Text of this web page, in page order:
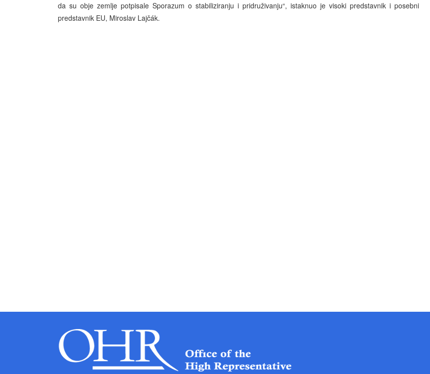
da su obje zemlje potpisale Sporazum o stabiliziranju i pridruživanju“, istaknuo je visoki predstavnik i posebni
predstavnik EU, Miroslav Lajčák.